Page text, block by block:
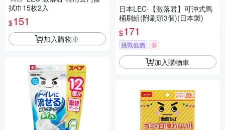
拭巾15枚2入
$151
加入購物車
日本LEC-【激落君】可沖式馬
桶刷組(附刷頭3個)(日本製)
$171
挑戰低價 券
加入購物車